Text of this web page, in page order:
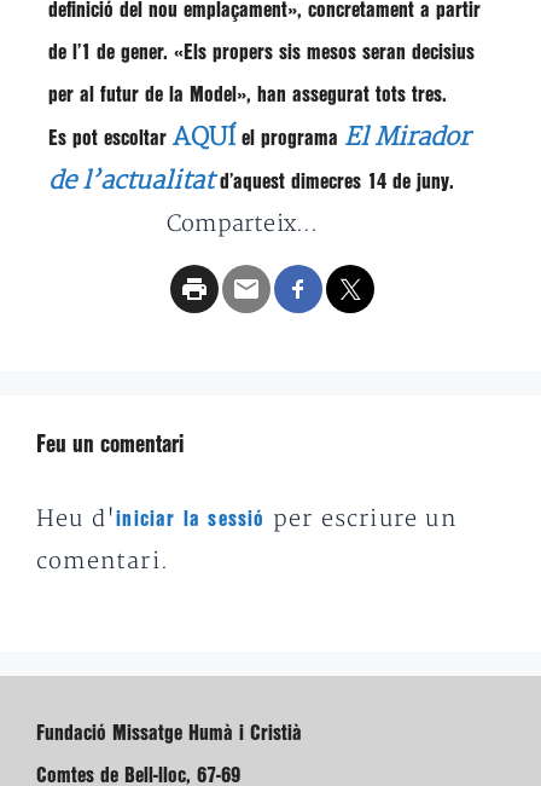
definició del nou emplaçament», concretament a partir
de l’1 de gener. «Els propers sis mesos seran decisius
per al futur de la Model», han assegurat tots tres.
Es pot escoltar AQUÍ el programa El Mirador
de l’actualitatd’aquest dimecres 14 de juny.
Comparteix...
Feu un comentari
Heu d'iniciar la sessió
per escriure un
comentari.
Fundació Missatge Humà i Cristià
Comtes de Bell-lloc, 67-69